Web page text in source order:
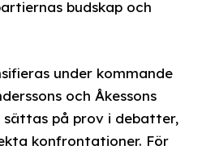
budskap och
under kommande
och Åkessons
på prov i debatter,
konfrontationer. För